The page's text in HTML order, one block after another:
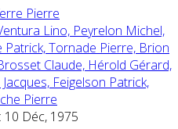
Pierre
Lino, Peyrelon Michel,
Patrick,Tornade Pierre, Brion
Claude, Hérold Gérard,
Jacques, Feigelson Patrick,
Pierre
10 Déc, 1975